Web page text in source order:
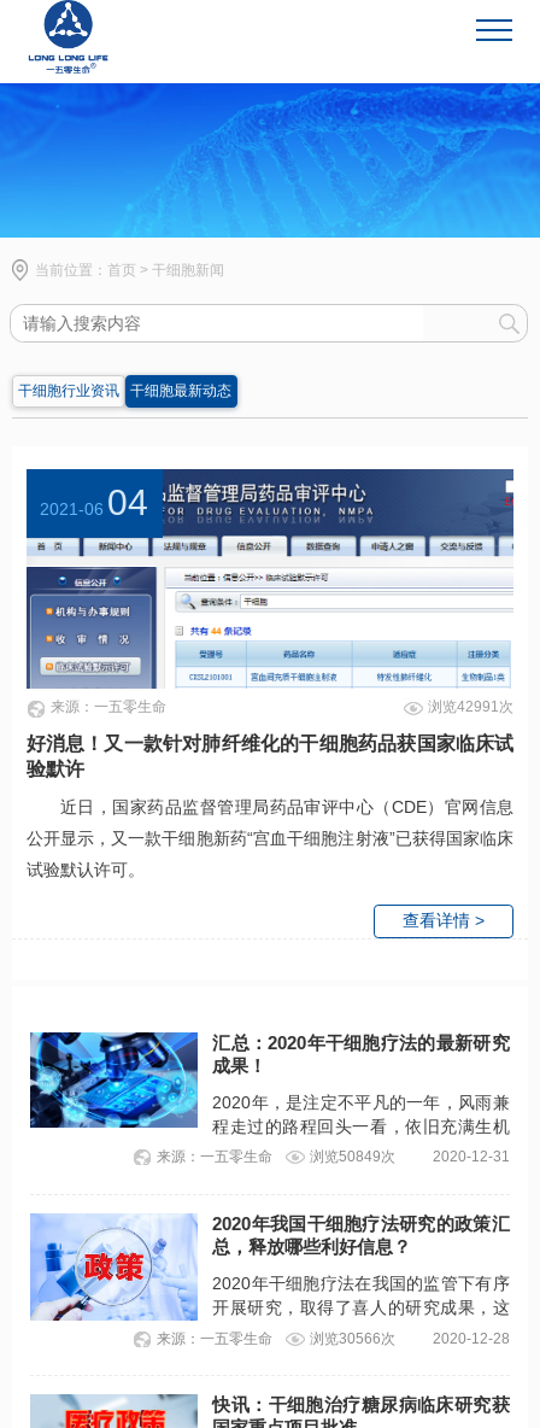
干细胞新闻
当前位置：首页 >干细胞新闻
干细胞行业资讯 干细胞最新动态
2021-06 04
来源：一五零生命 浏览42991次
好消息！又一款针对肺纤维化的干细胞药品获国家临床试
验默许
近日，国家药品监督管理局药品审评中心（CDE）官网信息
公开显示，又一款干细胞新药“宫血干细胞注射液”已获得国家临床
试验默认许可。
查看详情 >
汇总：2020年干细胞疗法的最新研究
成果！
2020年，是注定不平凡的一年，风雨兼
程走过的路程回头一看，依旧充满生机
与活力。留住希望就会有不竭的动力，
贵。汇总2020年干细胞疗法的最新研究
成果，临床应用广泛！
来源：一五零生命 浏览50849次 2020-12-31
2020年我国干细胞疗法研究的政策汇
总，释放哪些利好信息？
2020年干细胞疗法在我国的监管下有序
开展研究，取得了喜人的研究成果，这
主要得益于国家对干细胞疗法的支持与
与应用。
来源：一五零生命 浏览30566次 2020-12-28
快讯：干细胞治疗糖尿病临床研究获